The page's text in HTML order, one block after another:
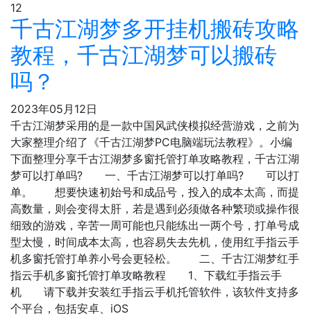
12
千古江湖梦多开挂机搬砖攻略
教程，千古江湖梦可以搬砖
吗？
2023年05月12日
千古江湖梦采用的是一款中国风武侠模拟经营游戏，之前为
大家整理介绍了《千古江湖梦PC电脑端玩法教程》。小编
下面整理分享千古江湖梦多窗托管打单攻略教程，千古江湖
梦可以打单吗? 一、千古江湖梦可以打单吗? 可以打
单。 想要快速初始号和成品号，投入的成本太高，而提
高数量，则会变得太肝，若是遇到必须做各种繁琐或操作很
细致的游戏，辛苦一周可能也只能练出一两个号，打单号成
型太慢，时间成本太高，也容易失去先机，使用红手指云手
机多窗托管打单养小号会更轻松。 二、千古江湖梦红手
指云手机多窗托管打单攻略教程 1、下载红手指云手
机 请下载并安装红手指云手机托管软件，该软件支持多
个平台，包括安卓、iOS